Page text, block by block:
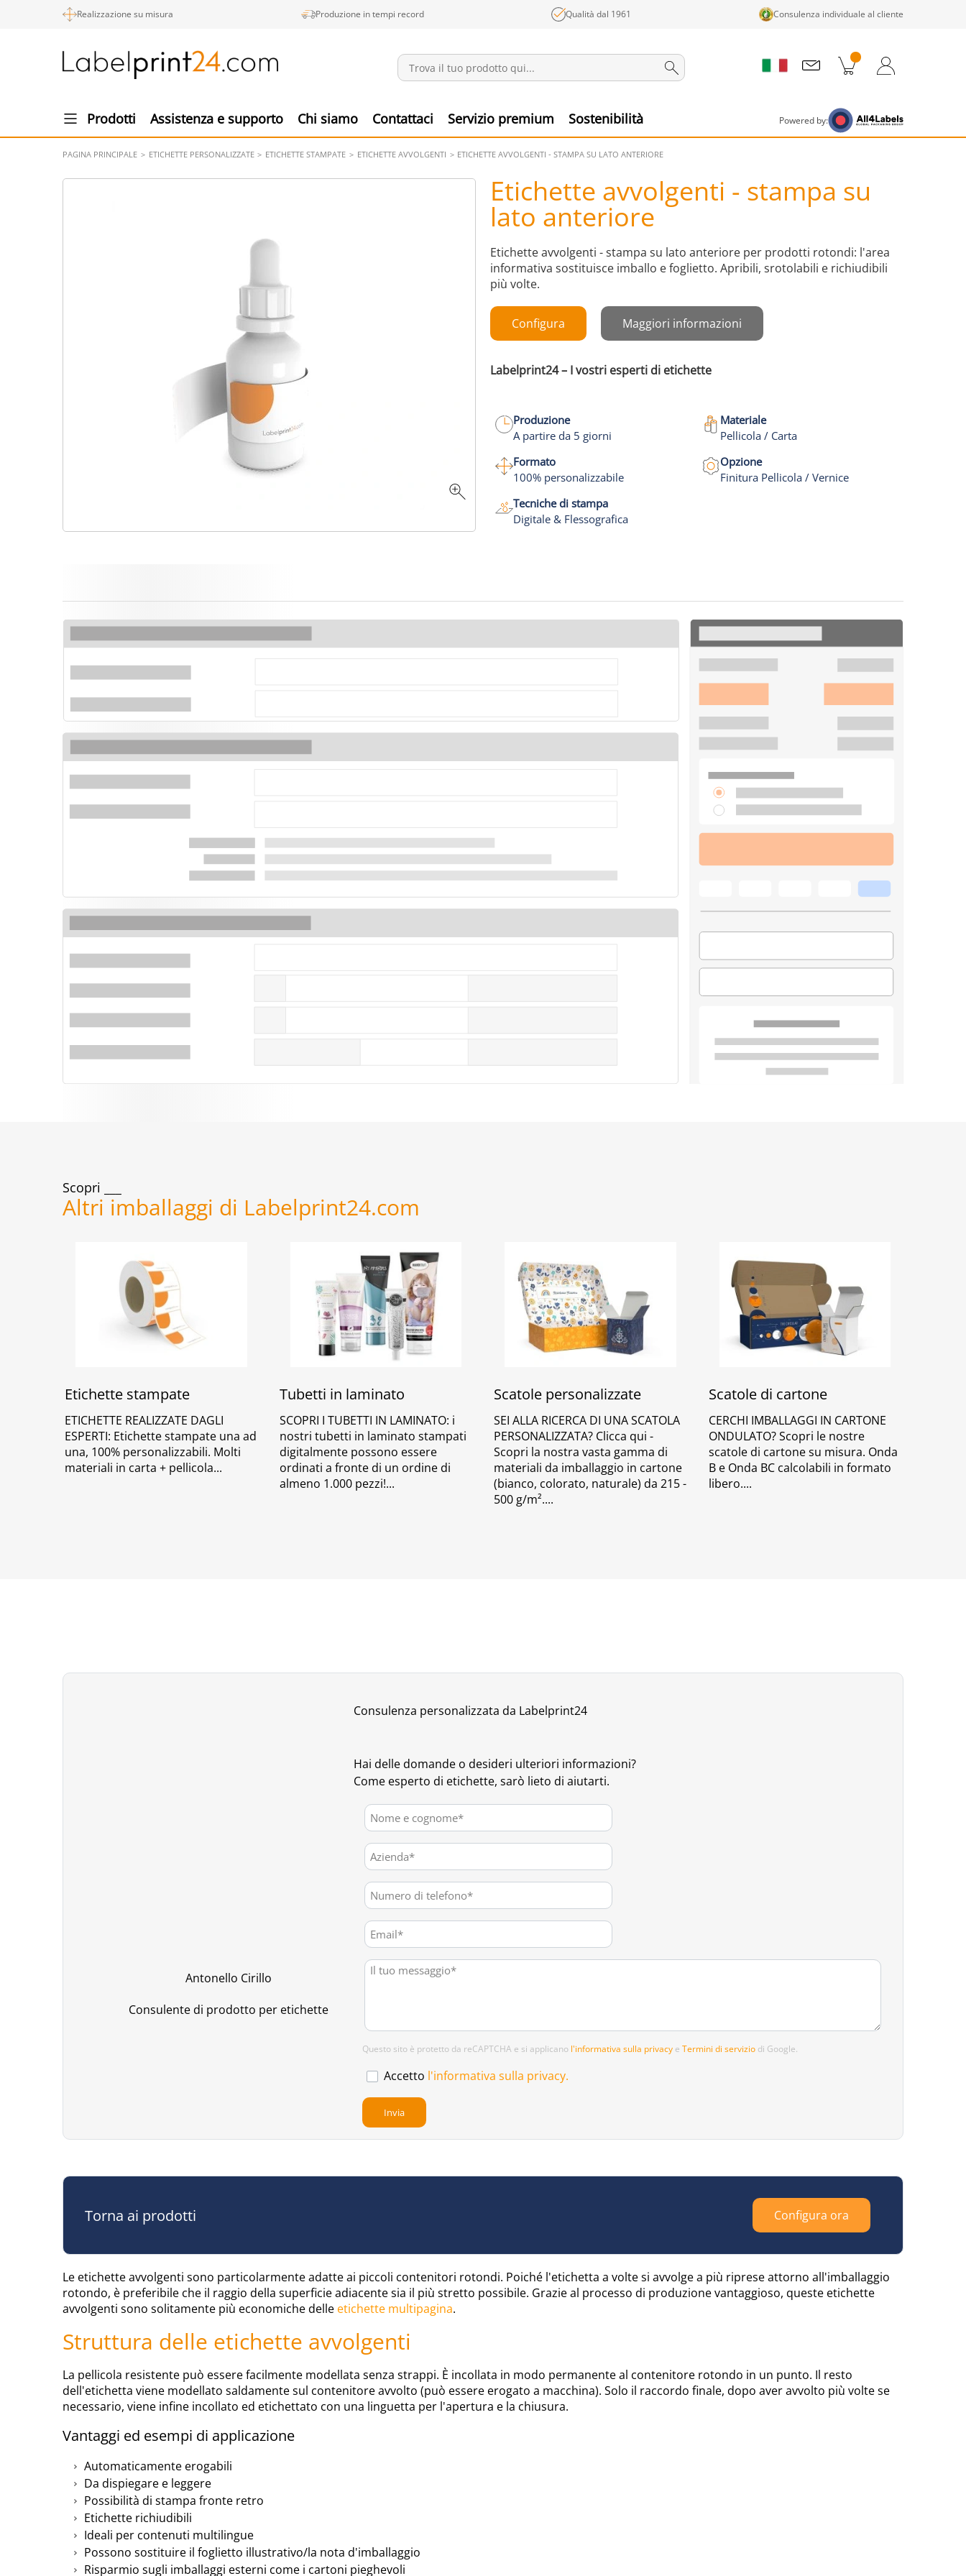
Realizzazione su misura Produzione in tempi record Qualità dal 1961 Consulenza individuale al cliente
Prodotti Assistenza e supporto Chi siamo Contattaci Servizio premium Sostenibilità Powered by:
PAGINA PRINCIPALE ETICHETTE PERSONALIZZATE ETICHETTE STAMPATE ETICHETTE AVVOLGENTI ETICHETTE AVVOLGENTI - STAMPA SU LATO ANTERIORE
Etichette avvolgenti - stampa su
lato anteriore
Etichette avvolgenti - stampa su lato anteriore per prodotti rotondi: l'area
informativa sostituisce imballo e foglietto. Apribili, srotolabili e richiudibili
più volte.
Configura Maggiori informazioni
Labelprint24 – I vostri esperti di etichette
Produzione
A partire da 5 giorni
Materiale
Pellicola / Carta
Formato
100% personalizzabile
Opzione
Finitura Pellicola / Vernice
Tecniche di stampa
Digitale & Flessografica
Scopri
Altri imballaggi di Labelprint24.com
Etichette stampate
ETICHETTE REALIZZATE DAGLI
ESPERTI: Etichette stampate una ad
una, 100% personalizzabili. Molti
materiali in carta + pellicola
Tubetti in laminato
SCOPRI I TUBETTI IN LAMINATO: i
nostri tubetti in laminato stampati
digitalmente possono essere
ordinati a fronte di un ordine di
almeno 1.000 pezzi!
Scatole personalizzate
SEI ALLA RICERCA DI UNA SCATOLA
PERSONALIZZATA? Clicca qui -
Scopri la nostra vasta gamma di
materiali da imballaggio in cartone
(bianco, colorato, naturale) da 215 -
500 g/m².
Scatole di cartone
CERCHI IMBALLAGGI IN CARTONE
ONDULATO? Scopri le nostre
scatole di cartone su misura. Onda
B e Onda BC calcolabili in formato
libero.
Antonello Cirillo
Consulente di prodotto per etichette
Consulenza personalizzata da Labelprint24
Hai delle domande o desideri ulteriori informazioni?
Come esperto di etichette, sarò lieto di aiutarti.
Questo sito è protetto da reCAPTCHA e si applicano l'informativa sulla privacy eTermini di servizio di Google.
Accetto l'informativa sulla privacy.
Torna ai prodotti Configura ora
Le etichette avvolgenti sono particolarmente adatte ai piccoli contenitori rotondi. Poiché l'etichetta a volte si avvolge a più riprese attorno all'imballaggio
rotondo, è preferibile che il raggio della superficie adiacente sia il più stretto possibile. Grazie al processo di produzione vantaggioso, queste etichette
avvolgenti sono solitamente più economiche delle etichette multipagina.
Struttura delle etichette avvolgenti
La pellicola resistente può essere facilmente modellata senza strappi. È incollata in modo permanente al contenitore rotondo in un punto. Il resto
dell'etichetta viene modellato saldamente sul contenitore avvolto (può essere erogato a macchina). Solo il raccordo finale, dopo aver avvolto più volte se
necessario, viene infine incollato ed etichettato con una linguetta per l'apertura e la chiusura.
Vantaggi ed esempi di applicazione
Automaticamente erogabili
Da dispiegare e leggere
Possibilità di stampa fronte retro
Etichette richiudibili
Ideali per contenuti multilingue
Possono sostituire il foglietto illustrativo/la nota d'imballaggio
Risparmio sugli imballaggi esterni come i cartoni pieghevoli